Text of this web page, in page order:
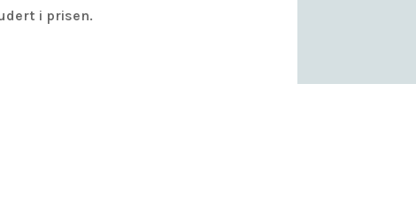
i prisen.